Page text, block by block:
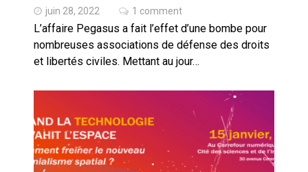
juin 28, 2022 1 comment
L’affaire Pegasus a fait l’effet d’une bombe pour
nombreuses associations de défense des droits
et libertés civiles. Mettant au jour…